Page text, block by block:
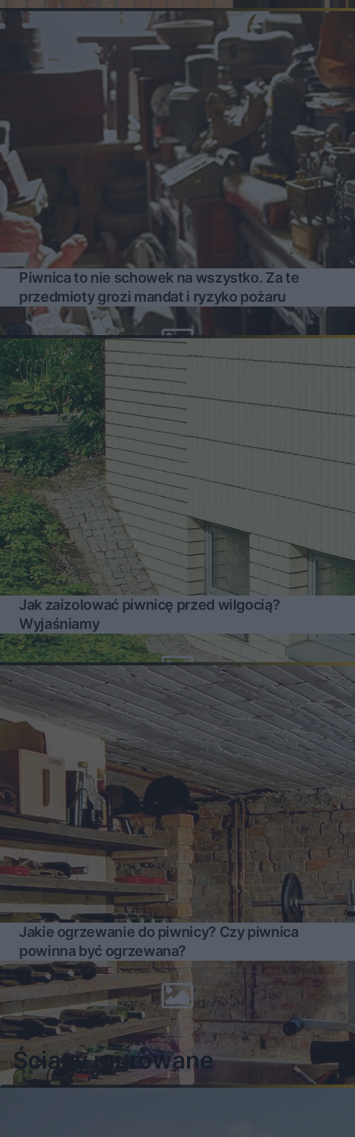
Piwnica to nie schowek na wszystko. Za te
przedmioty grozi mandat i ryzyko pożaru
Jak zaizolować piwnicę przed wilgocią?
Wyjaśniamy
Jakie ogrzewanie do piwnicy? Czy piwnica
powinna być ogrzewana?
Więcej
Ściany murowane